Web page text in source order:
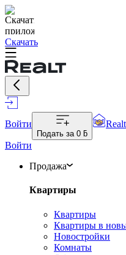
Скачать
Войти
Подать за 0 ƃ
Войти
Продажа
Квартиры
Квартиры
Квартиры в
Новостройки
Комнаты